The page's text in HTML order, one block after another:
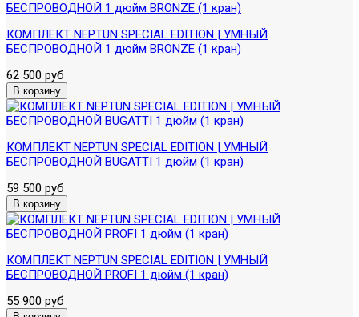
КОМПЛЕКТ NEPTUN SPECIAL EDITION | УМНЫЙ
БЕСПРОВОДНОЙ 1 дюйм BRONZE (1 кран)
62 500 руб
КОМПЛЕКТ NEPTUN SPECIAL EDITION | УМНЫЙ
БЕСПРОВОДНОЙ BUGATTI 1 дюйм (1 кран)
59 500 руб
КОМПЛЕКТ NEPTUN SPECIAL EDITION | УМНЫЙ
БЕСПРОВОДНОЙ PROFI 1 дюйм (1 кран)
55 900 руб